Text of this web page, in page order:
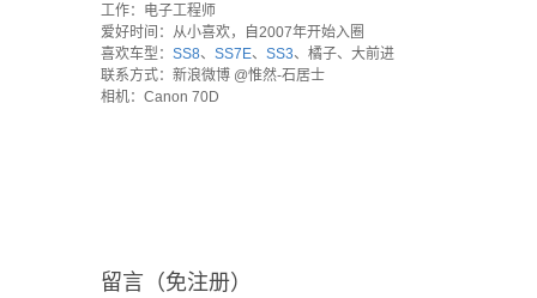
工作：电子工程师
爱好时间：从小喜欢，自2007年开始入圈
喜欢车型： SS8、 SS7E、 SS3、橘子、大前进
联系方式：新浪微博 @惟然-石居士
相机：Canon 70D
留言（免注册）